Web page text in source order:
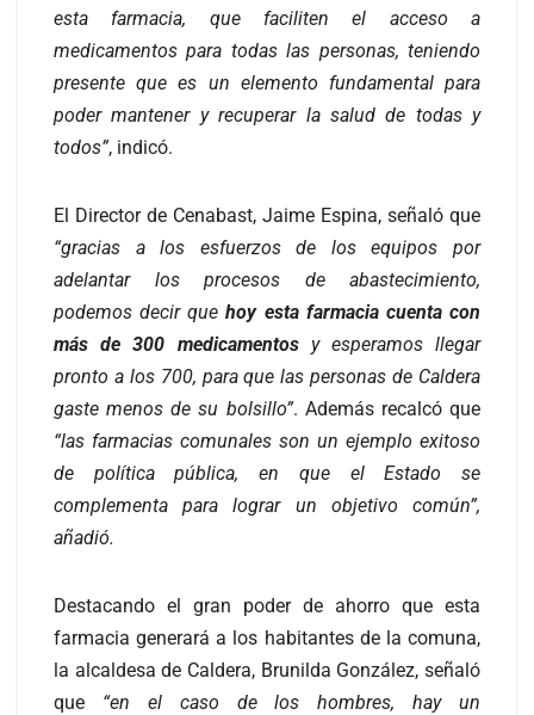
esta farmacia, que faciliten el acceso a
medicamentos para todas las personas, teniendo
presente que es un elemento fundamental para
poder mantener y recuperar la salud de todas y
todos”, indicó.
El Director de Cenabast, Jaime Espina, señaló que
“gracias a los esfuerzos de los equipos por
adelantar los procesos de abastecimiento,
podemos decir quehoy esta farmacia cuenta con
más de 300 medicamentosy esperamos llegar
pronto a los 700, para que las personas de Caldera
gaste menos de su bolsillo”. Además recalcó que
“las farmacias comunales son un ejemplo exitoso
de política pública, en que el Estado se
complementa para lograr un objetivo común”,
añadió.
Destacando el gran poder de ahorro que esta
farmacia generará a los habitantes de la comuna,
la alcaldesa de Caldera, Brunilda González, señaló
que “en el caso de los hombres, hay un